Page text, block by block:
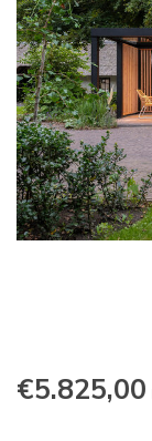
€5.825,00